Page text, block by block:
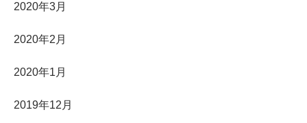
2020年3月
2020年2月
2020年1月
2019年12月